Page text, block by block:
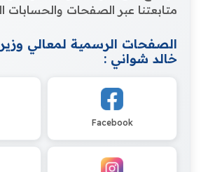
متابعتنا عبر الصفحات والحسابات
الصفحات الرسمية لمعالي
خالد شواني :
Facebook